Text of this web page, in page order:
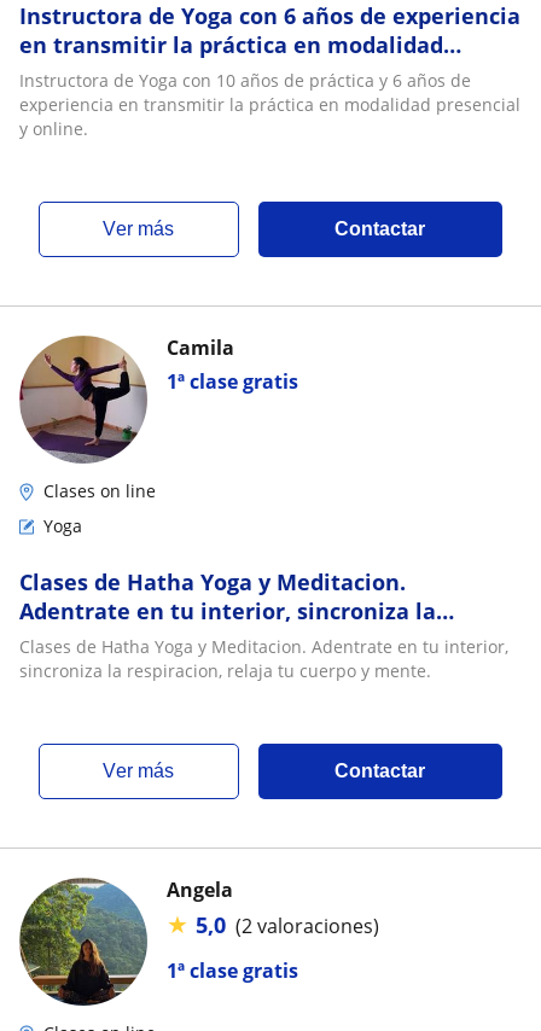
Instructora de Yoga con 6 años de experiencia
en transmitir la práctica en modalidad
presencial y online
Instructora de Yoga con 10 años de práctica y 6 años de
experiencia en transmitir la práctica en modalidad presencial
y online.
ver más Contactar
1ª clase gratis
Camila
Clases on line
Yoga
Clases de Hatha Yoga y Meditacion.
Adentrate en tu interior, sincroniza la
respiracion, relaja tu cuerpo y mente
Clases de Hatha Yoga y Meditacion. Adentrate en tu interior,
sincroniza la respiracion, relaja tu cuerpo y mente.
ver más Contactar
1ª clase gratis
Angela
★ 5,0 (2 valoraciones)